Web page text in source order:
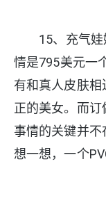
15、充气娃
情是795美元一
有和真人皮肤
正的美女。而订
事情的关键并不
想一想，一个